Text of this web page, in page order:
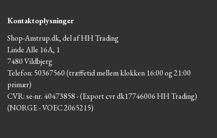
Kontaktoplysninger
Shop-Amtrup.dk, del af HH Trading
Linde Alle 16A, 1
7480 Vildbjerg
Telefon: 50367560 (træffetid mellem klokken 16:00 og 21:00
primær)
CVR: se-nr. 40473858 - (Export cvr dk17746006 HH Trading)
(NORGE - VOEC 2065215)